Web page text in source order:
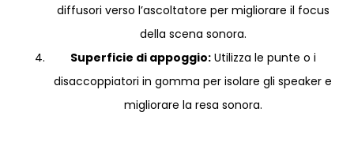
diffusori verso l’ascoltatore per migliorare il focus
della scena sonora.
Superficie di appoggio:Utilizza le punte o i
disaccoppiatori in gomma per isolare gli speaker e
migliorare la resa sonora.